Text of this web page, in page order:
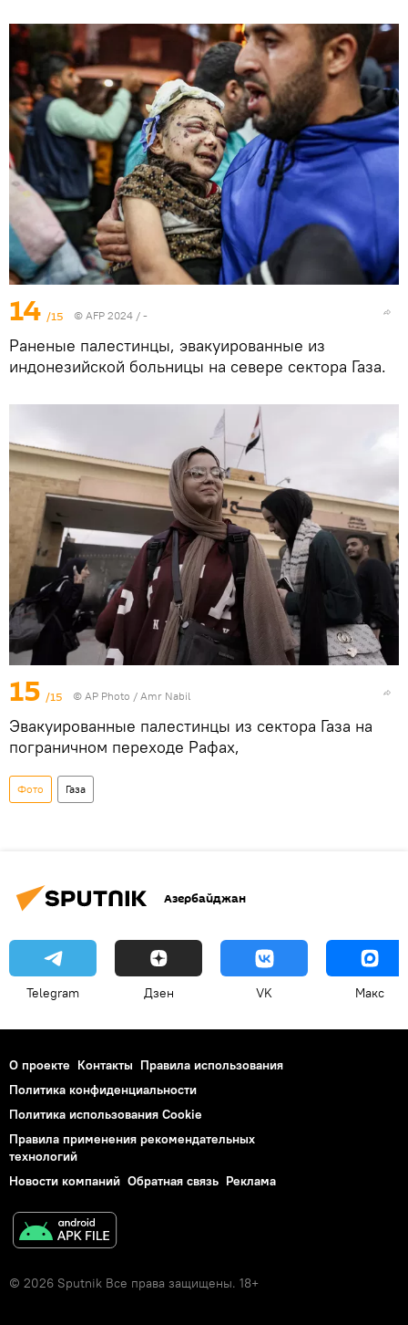
14 /15 © AFP 2024 / -
Раненые палестинцы, эвакуированные из
индонезийской больницы на севере сектора Газа.
15 /15 © AP Photo / Amr Nabil
Эвакуированные палестинцы из сектора Газа на
пограничном переходе Рафах,
Фото Газа
Азербайджан
Telegram Дзен VK Макс
О проекте Контакты Правила использования
Политика конфиденциальности
Политика использования Cookie
Правила применения рекомендательных
технологий
Новости компаний Обратная связь Реклама
© 2026 Sputnik Все права защищены. 18+